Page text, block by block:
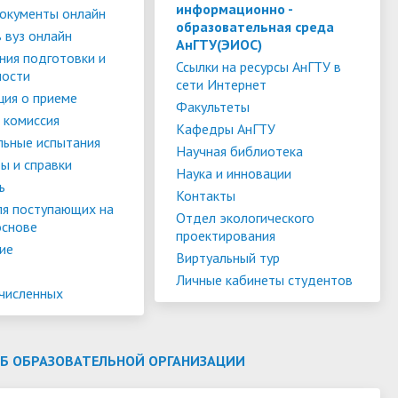
Финансово-хозяйственная
деятельность
Организация питания в
образовательной организации
Информация Министерства науки и
высшего образования РФ
Международное сотрудничество
Информационная поддержка
сотрудников и обучающихся по
вопросам коронавирусной
инфекции и организации
дистанционного обучения
платной основе
Для поступающих из ДНР, ЛНР,
Запорожской области и
Херсонской области
Дополнительный прием
онлайн
онлайн
подготовки и
о приеме
испытания
и справки
поступающих на
информационно -
образовательная среда
АнГТУ(ЭИОС)
Ссылки на ресурсы АнГТУ в
сети Интернет
Факультеты
Кафедры АнГТУ
Научная библиотека
Наука и инновации
Контакты
Отдел экологического
проектирования
Виртуальный тур
Личные кабинеты студентов
ОБРАЗОВАТЕЛЬНОЙ ОРГАНИЗАЦИИ